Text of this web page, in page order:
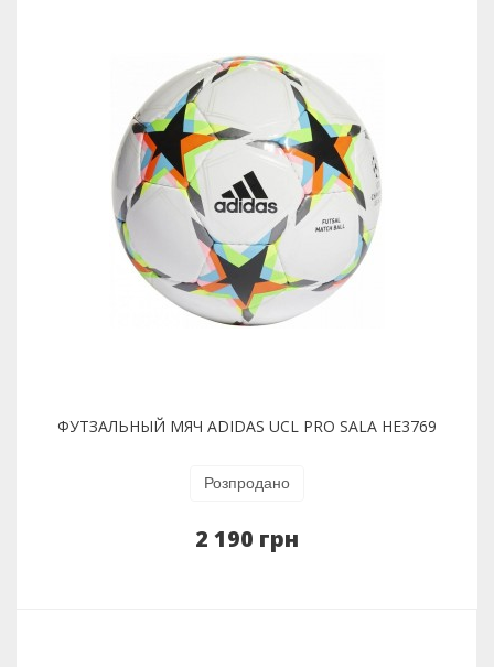
ФУТЗАЛЬНЫЙ МЯЧ ADIDAS UCL PRO SALA HE3769
Розпродано
2 190 грн